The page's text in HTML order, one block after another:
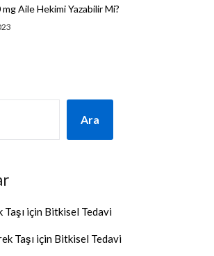
Aile Hekimi Yazabilir Mi?
Ara
Taşı için Bitkisel Tedavi
Taşı için Bitkisel Tedavi